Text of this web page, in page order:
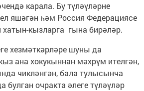
карала. Бу түләүләрне
яшәгән һәм Россия Федерациясе
кызларга гына бирәләр.
хезмәткәрләре шуны да
ана хокукыннан мәхрүм ителгән,
чикләнгән, бала тулысынча
булган очракта әлеге түләүләр